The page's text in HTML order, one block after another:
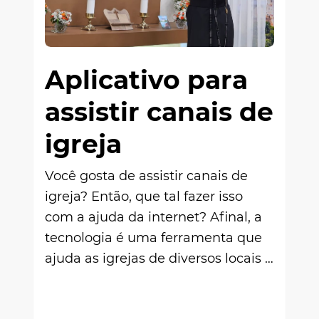
Aplicativo para
assistir canais de
igreja
Você gosta de assistir canais de
igreja? Então, que tal fazer isso
com a ajuda da internet? Afinal, a
tecnologia é uma ferramenta que
ajuda as igrejas de diversos locais …